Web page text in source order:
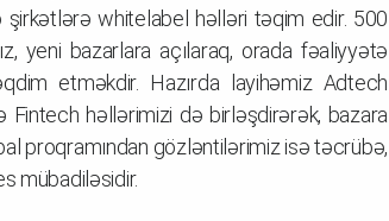
whitelabel həlləri təqim edir. 500
yeni bazarlara açılaraq, orada fəaliyyətə
etməkdir. Hazırda layihəmiz Adtech
həllərimizi də birləşdirərək, bazara
proqramından gözləntilərimiz isə təcrübə,
mübadiləsidir.